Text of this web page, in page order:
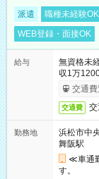
派遣 職種未経験OK
WEB登録・面接OK
給与
無資格未
収1万
交通費
交通費 交
勤務地
浜松市中
舞阪駅
≪車通
す。